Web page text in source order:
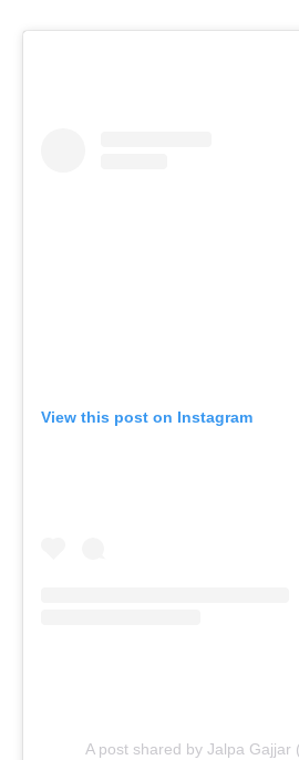
View this post on Instagram
A post shared by Jalpa Gajjar